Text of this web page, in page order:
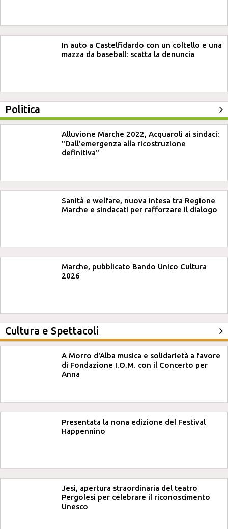
In auto a Castelfidardo con un coltello e una
mazza da baseball: scatta la denuncia
Politica
Alluvione Marche 2022, Acquaroli ai sindaci:
"Dall'emergenza alla ricostruzione
definitiva"
Sanità e welfare, nuova intesa tra Regione
Marche e sindacati per rafforzare il dialogo
Marche, pubblicato Bando Unico Cultura
2026
Cultura e Spettacoli
A Morro d'Alba musica e solidarietà a favore
di Fondazione I.O.M. con il Concerto per
Anna
Presentata la nona edizione del Festival
Happennino
Jesi, apertura straordinaria del teatro
Pergolesi per celebrare il riconoscimento
Unesco